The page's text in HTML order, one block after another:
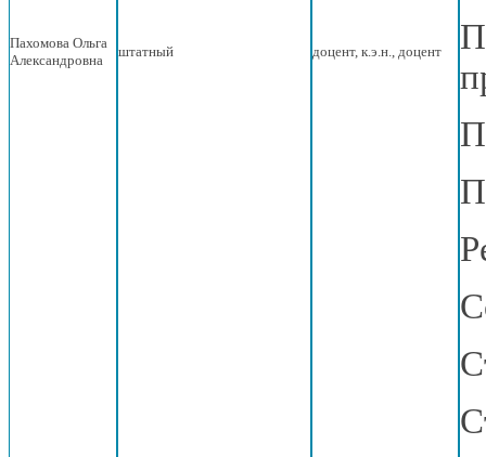
Пахомова Ольга
Александровна
штатный доцент, к.э.н., доцент